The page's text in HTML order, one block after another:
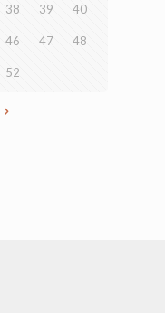
38 39 40
46 47 48
52